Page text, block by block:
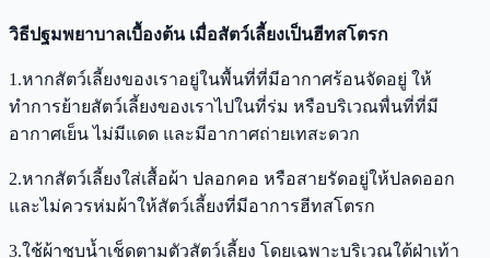
วิธีปฐมพยาบาลเบื้องต้น เมื่อสัตว์เลี้ยงเป็นฮีทสโตรก
1.หากสัตว์เลี้ยงของเราอยู่ในพื้นที่ที่มีอากาศร้อนจัดอยู่ ให้
ทำการย้ายสัตว์เลี้ยงของเราไปในที่ร่ม หรือบริเวณพื่นที่ที่มี
อากาศเย็น ไม่มีแดด และมีอากาศถ่ายเทสะดวก
2.หากสัตว์เลี้ยงใส่เสื้อผ้า ปลอกคอ หรือสายรัดอยู่ให้ปลดออก
และไม่ควรห่มผ้าให้สัตว์เลี้ยงที่มีอาการฮีทสโตรก
3.ใช้ผ้าชุบน้ำเช็ดตามตัวสัตว์เลี้ยง โดยเฉพาะบริเวณใต้ฝ่าเท้า